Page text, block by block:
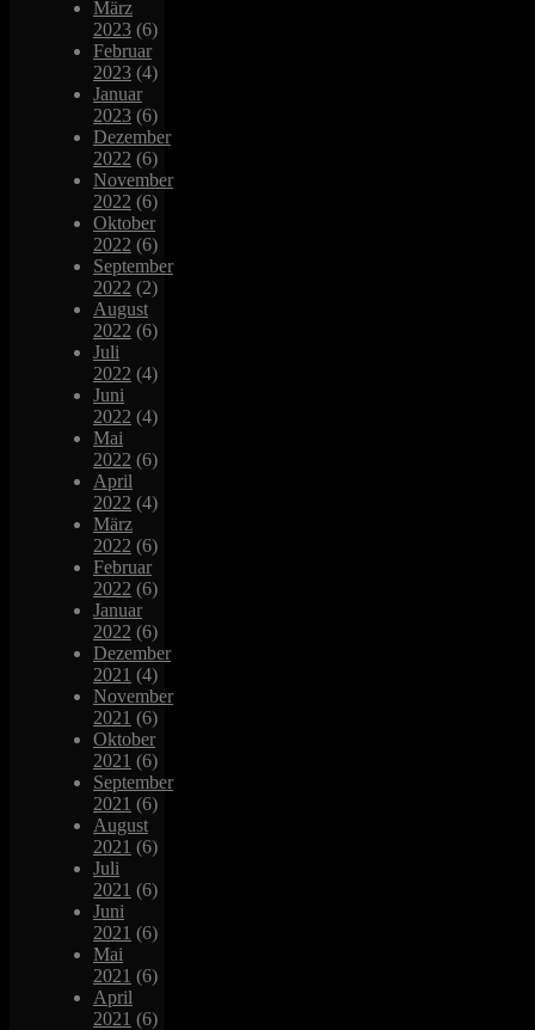
März
2023 (6)
Februar
2023 (4)
Januar
2023 (6)
Dezember
2022 (6)
November
2022 (6)
Oktober
2022 (6)
September
2022 (2)
August
2022 (6)
Juli
2022 (4)
Juni
2022 (4)
Mai
2022 (6)
April
2022 (4)
März
2022 (6)
Februar
2022 (6)
Januar
2022 (6)
Dezember
2021 (4)
November
2021 (6)
Oktober
2021 (6)
September
2021 (6)
August
2021 (6)
Juli
2021 (6)
Juni
2021 (6)
Mai
2021 (6)
April
2021 (6)